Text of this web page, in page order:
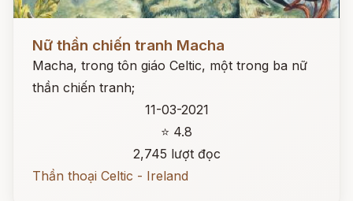
Nữ thần chiến tranh Macha
Macha, trong tôn giáo Celtic, một trong ba nữ
thần chiến tranh;
11-03-2021
⭐ 4.8
2,745 lượt đọc
Thần thoại Celtic - Ireland